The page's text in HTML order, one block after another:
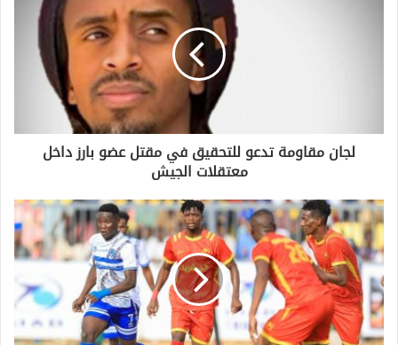
لجان مقاومة تدعو للتحقيق في مقتل عضو بارز داخل
معتقلات الجيش